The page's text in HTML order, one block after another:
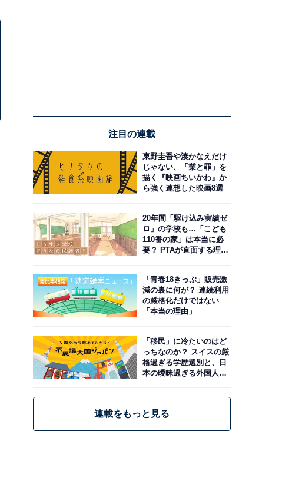
注目の連載
東野圭吾や湊かなえだけ
じゃない、「業と罪」を
描く『映画ちいかわ』か
ら強く連想した映画8選
20年間「駆け込み実績ゼ
ロ」の学校も…「こども
110番の家」は本当に必
要？ PTAが直面する理想
「青春18きっぷ」販売激
減の裏に何が？ 連続利用
の厳格化だけではない
「本当の理由」
「移民」に冷たいのはど
っちなのか？ スイスの厳
格過ぎる学歴選別と、日
本の曖昧過ぎる外国人政
連載をもっと見る